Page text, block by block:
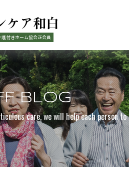
ケア和白
護付きホーム協会正会員
BLOG
care, we will help each person